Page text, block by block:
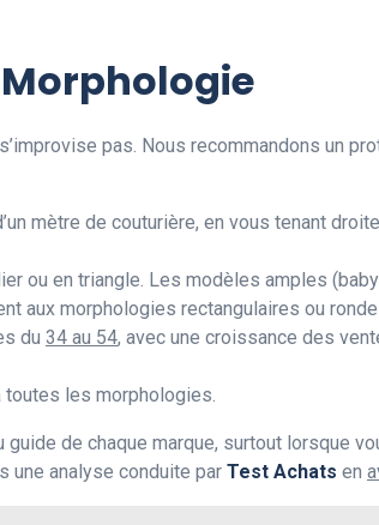
pas. Nous recommandons un
mètre de couturière, en vous tenant
ou en triangle. Les modèles amples
aux morphologies rectangulaires ou
du 34 au 54, avec une croissance des
toutes les morphologies.
de chaque marque, surtout lorsque
une analyse conduite par Test Achats en